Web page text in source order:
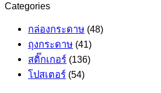
Categories
กล่องกระดาษ (48)
ถุงกระดาษ (41)
สติ๊กเกอร์ (136)
โปสเตอร์ (54)